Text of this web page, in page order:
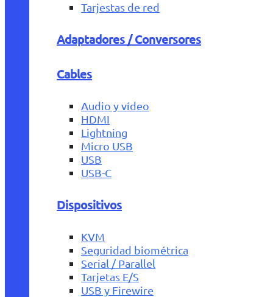
Tarjestas de red
Adaptadores / Conversores
Cables
Audio y vídeo
HDMI
Lightning
Micro USB
USB
USB-C
Dispositivos
KVM
Seguridad biométrica
Serial / Parallel
Tarjetas E/S
USB y Firewire